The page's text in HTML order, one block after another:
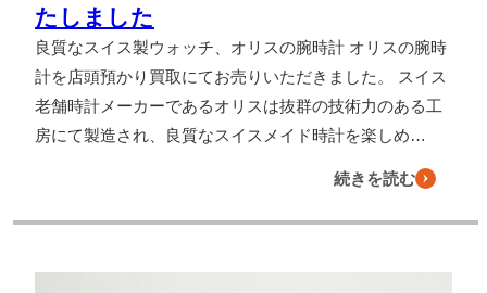
たしました
良質なスイス製ウォッチ、オリスの腕時計 オリスの腕時
計を店頭預かり買取にてお売りいただきました。 スイス
老舗時計メーカーであるオリスは抜群の技術力のある工
房にて製造され、良質なスイスメイド時計を楽しめ…
続きを読む